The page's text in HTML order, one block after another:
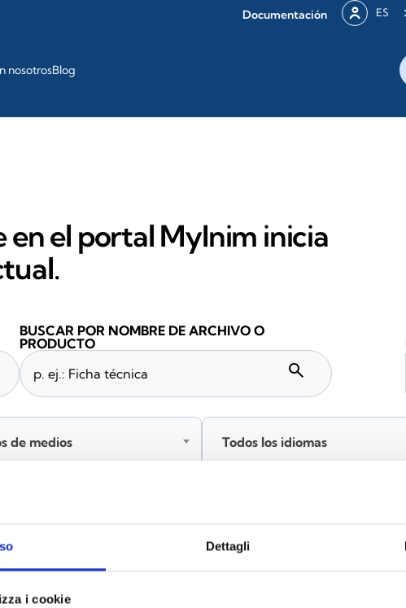
Dettagli
i cookie
Documentación ES
nosotrosBlog
en el portal MyInim inicia
BUSCAR POR NOMBRE DE ARCHIVO O
PRODUCTO
search
de medios Todos los idiomas